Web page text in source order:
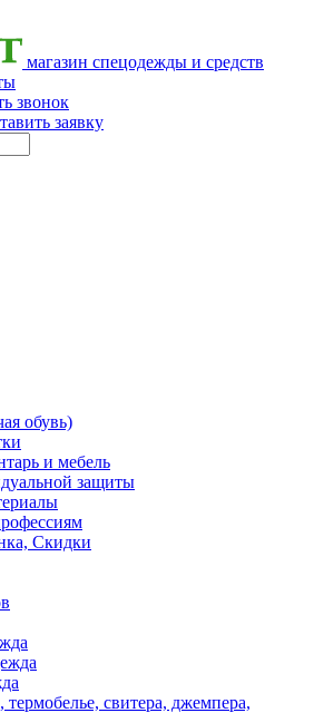
магазин спецодежды и средств
звонок
заявку
обувь)
и мебель
защиты
Скидки
свитера, джемпера,